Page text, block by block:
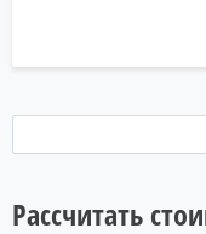
Рассчитать